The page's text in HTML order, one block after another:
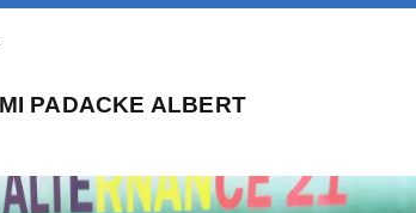
PADACKE ALBERT